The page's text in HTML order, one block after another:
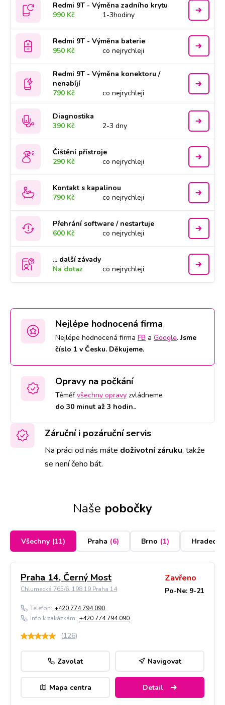
Redmi 9T - Výměna zadního krytu
990 Kč
1-3hodiny
Redmi 9T - Výměna baterie
950 Kč
co nejrychleji
Redmi 9T - Výměna konektoru /
nenabíjí
790 Kč
co nejrychleji
Diagnostika
390 Kč
2-3 dny
Čištění přístroje
290 Kč
co nejrychleji
Kontakt s kapalinou
790 Kč
co nejrychleji
Přehrání software / nestartuje
600 Kč
co nejrychleji
... další závady
Na dotaz
co nejrychleji
Nejlépe hodnocená firma
Nejlépe hodnocená firma FB a Google.Jsme
číslo 1 v Česku. Děkujeme.
Opravy na počkání
Téměř všechny opravy zvládneme
do 30 minut až 3 hodin..
Záruční i pozáruční servis
Na práci od nás máte doživotní záruku, takže
se není čeho bát.
Naše pobočky
Všechny (11) Praha (6) Brno (1) Hradec
Praha 14, Černý Most
Chlumecká 765/6, 198 19 Praha 14
Zavřeno
Po-Ne: 9-21
Telefon: +420 774 794 090
Info k zakázkám: +420 774 794 090
(126)
Zavolat Navigovat
Mapa centra Detail